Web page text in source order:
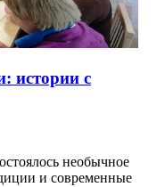
истории с
необычное
и современные